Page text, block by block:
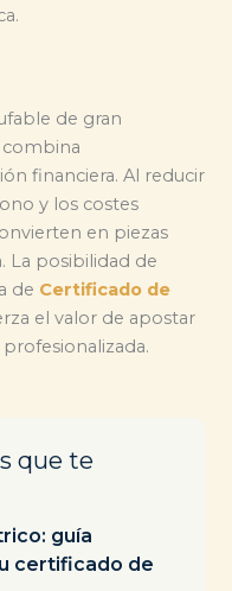
de gran
combina
financiera. Al reducir
y los costes
en piezas
La posibilidad de
de Certificado de
el valor de apostar
que te
guía
certificado de